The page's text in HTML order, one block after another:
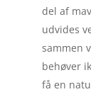
del af
udvides
sammen
behøver
få en